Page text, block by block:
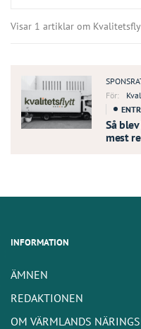
Visar 1 artiklar om
För:
Så
mest
INFORMATION
ÄMNEN
REDAKTIONEN
OM VÄRMLANDS